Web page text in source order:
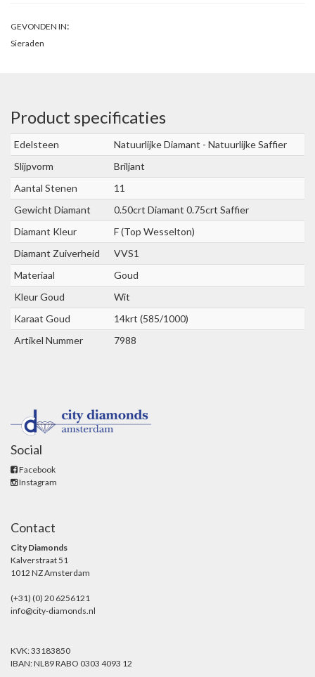
GEVONDEN IN:
Sieraden
Product specificaties
Edelsteen
Natuurlijke Diamant - Natuurlijke Saffier
Slijpvorm
Briljant
Aantal Stenen
11
Gewicht Diamant
0.50crt Diamant 0.75crt Saffier
Diamant Kleur
F (Top Wesselton)
Diamant Zuiverheid
VVS1
Materiaal
Goud
Kleur Goud
Wit
Karaat Goud
14krt (585/1000)
Artikel Nummer
7988
Social
Facebook
Instagram
Contact
City Diamonds
Kalverstraat 51
1012 NZ Amsterdam
(+31) (0) 20 6256121
info@city-diamonds.nl
KVK: 33183850
IBAN: NL89 RABO 0303 4093 12